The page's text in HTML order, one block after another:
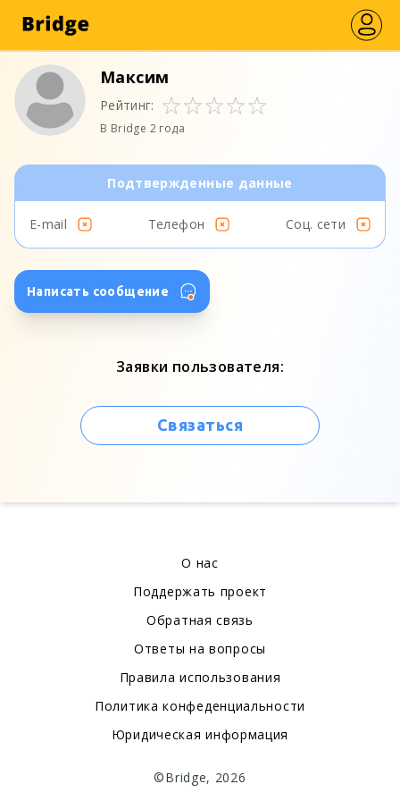
Максим
Рейтинг:
В Bridge 2 года
Подтвержденные данные
E-mail Телефон Соц. сети
Написать сообщение
Заявки пользователя:
Связаться
О нас
Поддержать проект
Обратная связь
Ответы на вопросы
Правила использования
Политика конфеденциальности
Юридическая информация
©Bridge, 2026